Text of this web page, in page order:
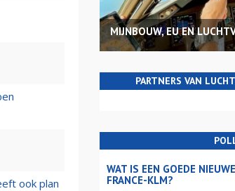
ook plan
MIJNBOUW, EU EN
PARTNERS VAN
WAT IS EEN GOEDE
FRANCE-KLM?